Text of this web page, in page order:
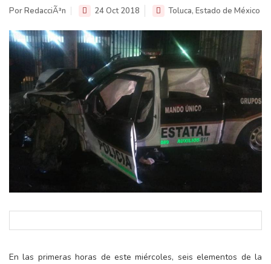
Por RedacciÃ³n 24 Oct 2018 Toluca, Estado de México
En las primeras horas de este miércoles, seis elementos de la